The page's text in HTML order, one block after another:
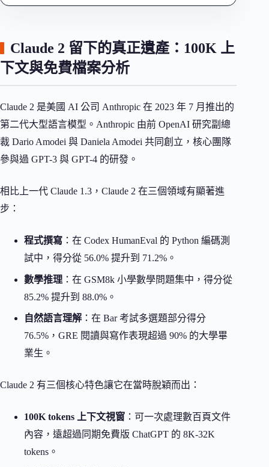
Claude 2 留下的真正遺產：100K 上
下文與免費檔案分析
Claude 2 是美國 AI 公司 Anthropic 在 2023 年 7 月推出的
第二代大型語言模型。Anthropic 由前 OpenAI 研究副總
裁 Dario Amodei 與 Daniela Amodei 共同創立，核心團隊
參與過 GPT-3 與 GPT-4 的研發。
相比上一代 Claude 1.3，Claude 2 在三個領域有顯著進
步：
程式撰寫 ：在 Codex HumanEval 的 Python 編碼測
試中，得分從 56.0% 提升到 71.2%。
數學推理 ：在 GSM8k 小學數學問題集中，得分從
85.2% 提升到 88.0%。
自然語言理解 ：在 Bar 考試多選題部分得分
76.5%，GRE 閱讀與寫作表現超過 90% 的大學畢
業生。
Claude 2 有三個核心特色讓它在當時脫穎而出：
100K tokens 上下文視窗 ：可一次處理數百頁文件
內容，遠超過同期免費版 ChatGPT 的 8K-32K
tokens。